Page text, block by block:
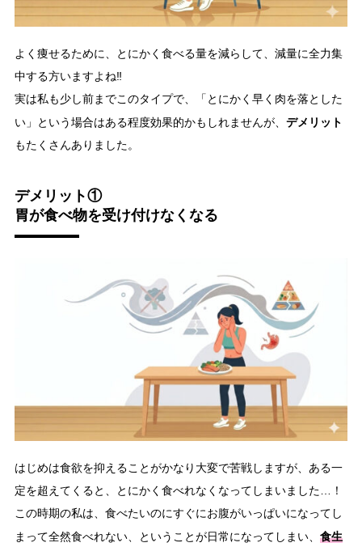
よく痩せるために、とにかく食べる量を減らして、減量に全力集
中する方いますよね‼️
実は私も少し前までこのタイプで、「とにかく早く肉を落とした
い」という場合はある程度効果的かもしれませんが、 デメリット
もたくさんありました。
デメリット①
胃が食べ物を受け付けなくなる
はじめは食欲を抑えることがかなり大変で苦戦しますが、ある一
定を超えてくると、とにかく食べれなくなってしまいました…！
この時期の私は、食べたいのにすぐにお腹がいっぱいになってし
まって全然食べれない、ということが日常になってしまい、 食生